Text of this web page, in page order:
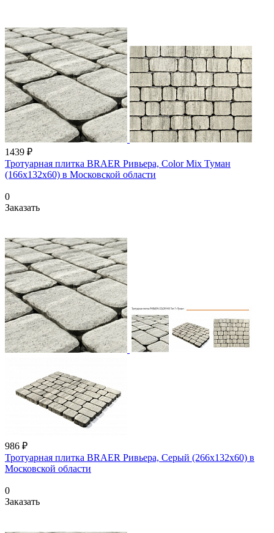
1439 ₽
Тротуарная плитка BRAER Ривьера, Color Mix Туман
(166х132x60) в Московской области
0
Заказать
986 ₽
Тротуарная плитка BRAER Ривьера, Серый (266х132x60) в
Московской области
0
Заказать